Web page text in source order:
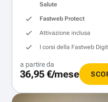
Salute
Fastweb Protect
Attivazione inclusa
I corsi della Fastweb
a partire da
36,95 €/mese